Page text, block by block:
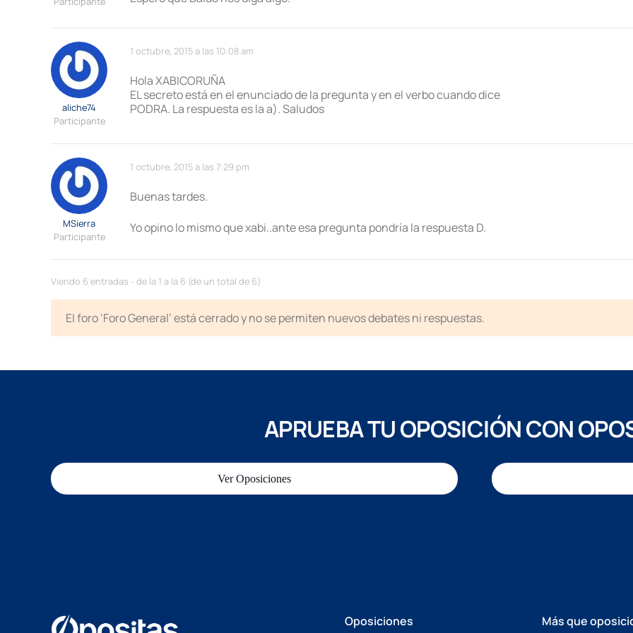
1 octubre, 2015 a las 10:08 am
aliche74
Participante
Hola XABICORUÑA
EL secreto está en el enunciado de la pregunta y en el verbo cuando dice
PODRA. La respuesta es la a). Saludos
1 octubre, 2015 a las 7:29 pm
MSierra
Participante
Buenas tardes.
Yo opino lo mismo que xabi..ante esa pregunta pondría la respuesta D.
Viendo 6 entradas - de la 1 a la 6 (de un total de 6)
El foro ‘Foro General’ está cerrado y no se permiten nuevos debates ni respuestas.
APRUEBA TU OPOSICIÓN CON
Ver Oposiciones
Oposiciones Más que